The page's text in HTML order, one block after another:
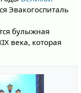
Эвакогоспиталь
булыжная
века, которая